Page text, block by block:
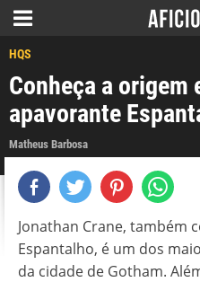
HQS
Conheça a origem
apavorante
Matheus Barbosa
Jonathan Crane, também
Espantalho, é um dos
da cidade de Gotham.